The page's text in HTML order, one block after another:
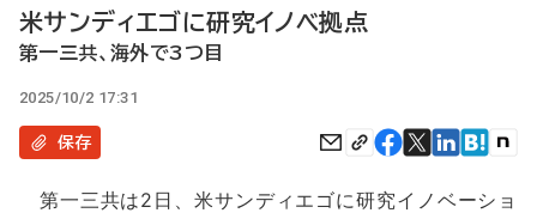
テ
ツ
に
米サンディエゴに研究イノベ拠点
第一三共、海外で3つ目
2025/10/2 17:31
保存
第一三共は2日、米サンディエゴに研究イノベーショ